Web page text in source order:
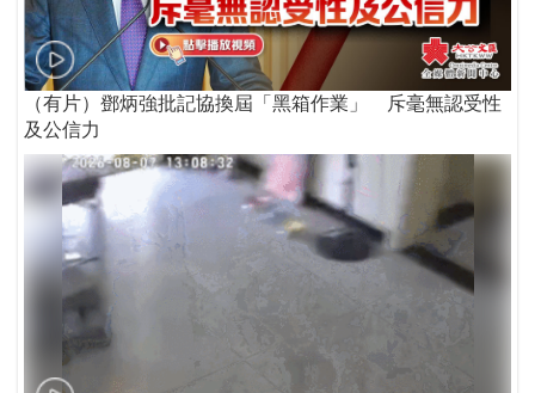
（有片）鄧炳強批記協換屆「黑箱作業」 斥毫無認受性
及公信力